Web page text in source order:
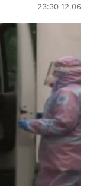
23:30 12.06